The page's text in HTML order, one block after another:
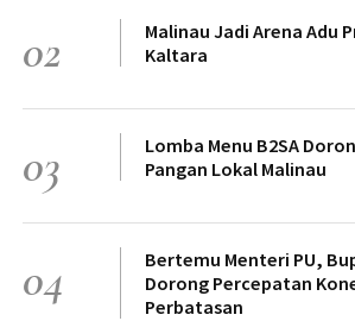
02
Malinau Jadi Arena Adu
Kaltara
03
Lomba Menu B2SA
Pangan Lokal Malinau
04
Bertemu Menteri PU,
Dorong Percepatan
Perbatasan